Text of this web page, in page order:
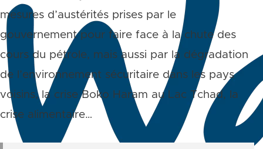
mesures d’austérités prises par le
gouvernement pour faire face à la chute des
cours du pétrole, mais aussi par la dégradation
de l’environnement sécuritaire dans les pays
voisins, la crise Boko Haram au Lac Tchad, la
crise alimentaire…